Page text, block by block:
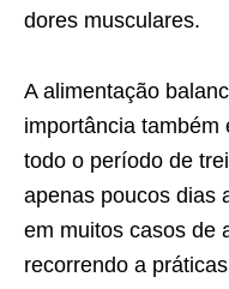
dores musculares.
A alimentação
importância também
todo o período de
apenas poucos dias
em muitos casos de
recorrendo a